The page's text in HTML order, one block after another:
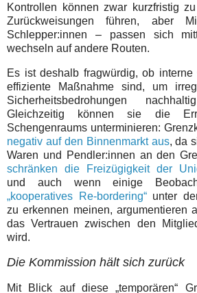
Kontrollen können zwar kurzfristig
Zurückweisungen führen, aber
Schlepper:innen – passen sich
wechseln auf andere Routen.
Es ist deshalb fragwürdig, ob interne
effiziente Maßnahme sind, um
Sicherheitsbedrohungen
Gleichzeitig können sie die
Schengenraums unterminieren:
negativ auf den Binnenmarkt aus, da
Waren und Pendler:innen an den
schränken die Freizügigkeit der
und auch wenn einige
„kooperatives Re-bordering“unter
zu erkennen meinen, argumentieren
das Vertrauen zwischen den
wird.
Die Kommission hält sich zurück
Mit Blick auf diese „temporären“